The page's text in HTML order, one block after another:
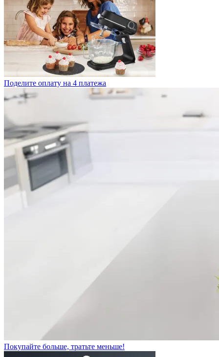
Поделите оплату на 4 платежа
Покупайте больше, тратьте меньше!